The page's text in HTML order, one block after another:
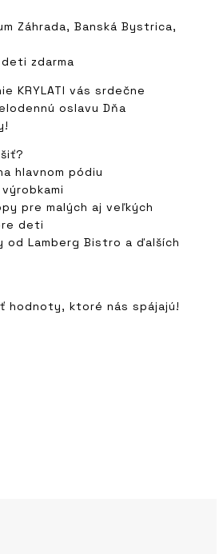
Záhrada, Banská Bystrica,
zdarma
KRYLATI vás srdečne
oslavu Dňa
hlavnom pódiu
pre malých aj veľkých
deti
od Lamberg Bistro a ďalších
hodnoty, ktoré nás spájajú!